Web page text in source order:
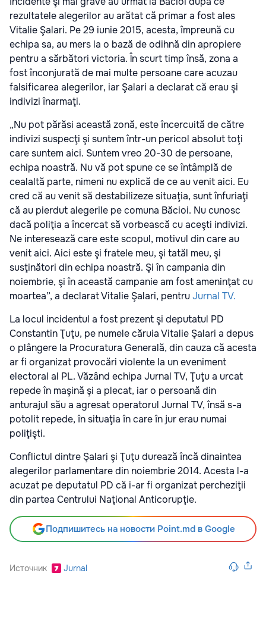
rezultatele alegerilor au arătat că primar a fost ales
Vitalie Şalari. Pe 29 iunie 2015, acesta, împreună cu
echipa sa, au mers la o bază de odihnă din apropiere
pentru a sărbători victoria. În scurt timp însă, zona a
fost înconjurată de mai multe persoane care acuzau
falsificarea alegerilor, iar Şalari a declarat că erau şi
indivizi înarmaţi.
„Nu pot părăsi această zonă, este încercuită de către
indivizi suspecţi şi suntem într-un pericol absolut toţi
care suntem aici. Suntem vreo 20-30 de persoane,
echipa noastră. Nu vă pot spune ce se întâmplă de
cealaltă parte, nimeni nu explică de ce au venit aici. Eu
cred că au venit să destabilizeze situaţia, sunt înfuriaţi
că au pierdut alegerile pe comuna Băcioi. Nu cunosc
dacă poliţia a încercat să vorbească cu aceşti indivizi.
Ne interesează care este scopul, motivul din care au
venit aici. Aici este şi fratele meu, şi tatăl meu, şi
susţinători din echipa noastră. Şi în campania din
noiembrie, şi în această campanie am fost ameninţat cu
moartea”, a declarat Vitalie Şalari, pentruJurnal TV.
La locul incidentul a fost prezent şi deputatul PD
Constantin Ţuţu, pe numele căruia Vitalie Şalari a depus
o plângere la Procuratura Generală, din cauza că acesta
ar fi organizat provocări violente la un eveniment
electoral al PL. Văzând echipa Jurnal TV, Ţuţu a urcat
repede în maşină şi a plecat, iar o persoană din
anturajul său a agresat operatorul Jurnal TV, însă s-a
potolit repede, în situaţia în care în jur erau numai
poliţişti.
Conflictul dintre Şalari şi Ţuţu durează încă dinaintea
alegerilor parlamentare din noiembrie 2014. Acesta l-a
acuzat pe deputatul PD că i-ar fi organizat percheziţii
din partea Centrului Naţional Anticorupţie.
Подпишитесь на новости Point.md в Google
Источник Jurnal